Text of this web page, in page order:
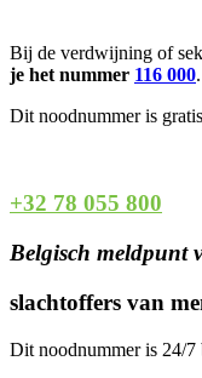
Bij de verdwijning of
je het nummer 116 000.
Dit noodnummer is
+32 78 055 800
Belgisch meldpunt
slachtoffers van
Dit noodnummer is 24/7